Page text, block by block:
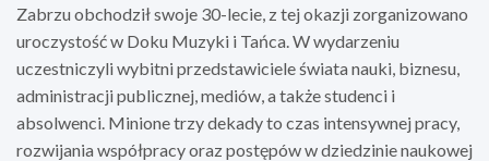
Zabrzu obchodził swoje 30-lecie, z tej okazji zorganizowano
uroczystość w Doku Muzyki i Tańca. W wydarzeniu
uczestniczyli wybitni przedstawiciele świata nauki, biznesu,
administracji publicznej, mediów, a także studenci i
absolwenci. Minione trzy dekady to czas intensywnej pracy,
rozwijania współpracy oraz postępów w dziedzinie naukowej